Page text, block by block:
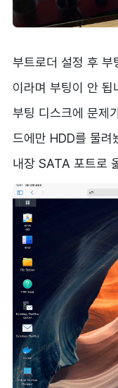
부트로더 설정 후
이라며 부팅이 안 됩
부팅 디스크에 문제
드에만 HDD를 물려
내장 SATA 포트로